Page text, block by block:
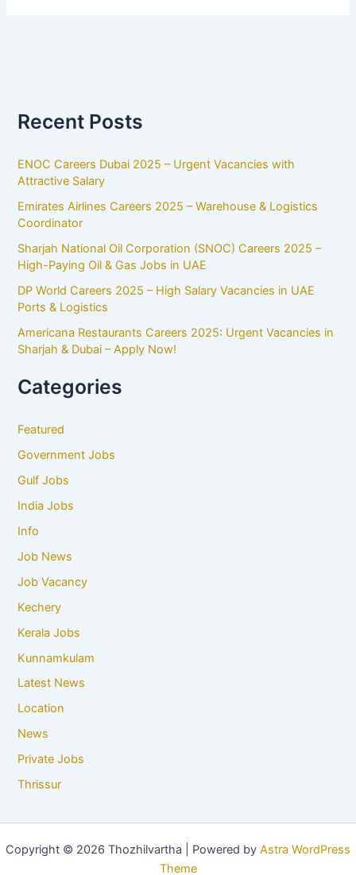
Recent Posts
ENOC Careers Dubai 2025 – Urgent Vacancies with
Attractive Salary
Emirates Airlines Careers 2025 – Warehouse & Logistics
Coordinator
Sharjah National Oil Corporation (SNOC) Careers 2025 –
High-Paying Oil & Gas Jobs in UAE
DP World Careers 2025 – High Salary Vacancies in UAE
Ports & Logistics
Americana Restaurants Careers 2025: Urgent Vacancies in
Sharjah & Dubai – Apply Now!
Categories
Featured
Government Jobs
Gulf Jobs
India Jobs
Info
Job News
Job Vacancy
Kechery
Kerala Jobs
Kunnamkulam
Latest News
Location
News
Private Jobs
Thrissur
Copyright © 2026 Thozhilvartha | Powered by Astra WordPress
Theme